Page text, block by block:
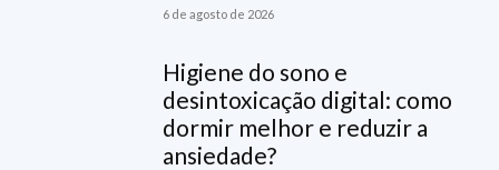
6 de agosto de 2026
Higiene do sono e
desintoxicação digital: como
dormir melhor e reduzir a
ansiedade?